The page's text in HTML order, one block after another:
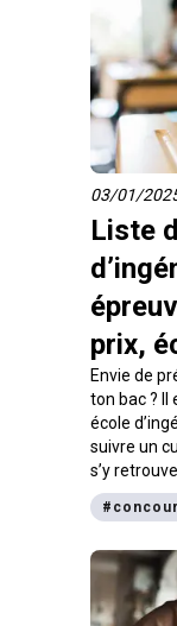
03/01/
Liste
prix,
Envie de
ton bac ? Il
école
suivre un
s’y
Pour y voir
écoles
#